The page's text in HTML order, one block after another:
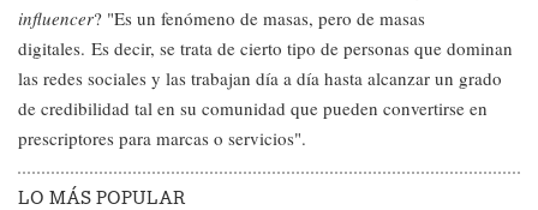
influencer? "Es un fenómeno de masas, pero de masas
digitales. Es decir, se trata de cierto tipo de personas que dominan
las redes sociales y las trabajan día a día hasta alcanzar un grado
de credibilidad tal en su comunidad que pueden convertirse en
prescriptores para marcas o servicios".
LO MÁS POPULAR